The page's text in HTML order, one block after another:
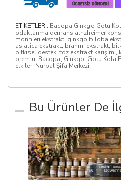
ETİKETLER : Bacopa Ginkgo Gotu
odaklanma demans alhzheimer
monnieri ekstrakt, ginkgo biloba
asiatica ekstrakt, brahmi ekstrakt,
bitkisel destek, toz ekstrakt karışımı,
premiu, Bacopa, Ginkgo, Gotu Kola
etkiler, Nurbal Şifa Merkezi
Bu Ürünler De